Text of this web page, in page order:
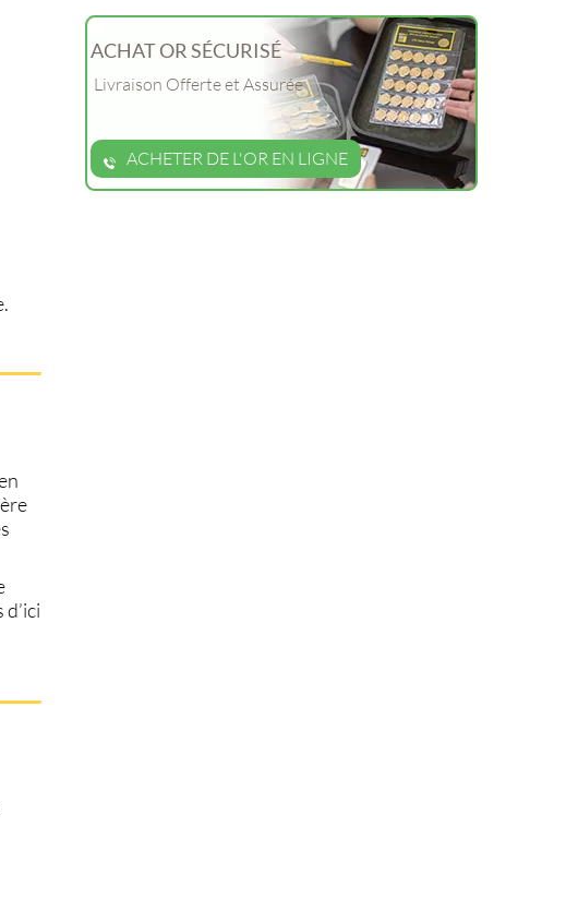
ACHAT OR SÉCURISÉ
Livraison Offerte et Assurée
ACHETER DE L'OR EN LIGNE